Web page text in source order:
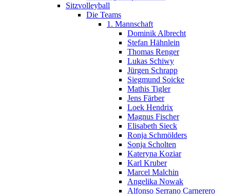
Sitzvolleyball
Die Teams
1. Mannschaft
Dominik Albrecht
Stefan Hähnlein
Thomas Renger
Lukas Schiwy
Jürgen Schrapp
Siegmund Soicke
Mathis Tigler
Jens Färber
Loek Hendrix
Magnus Fischer
Elisabeth Sieck
Ronja Schmölders
Sonja Scholten
Kateryna Koziar
Karl Kruber
Marcel Malchin
Angelika Nowak
Alfonso Serrano Carnerero